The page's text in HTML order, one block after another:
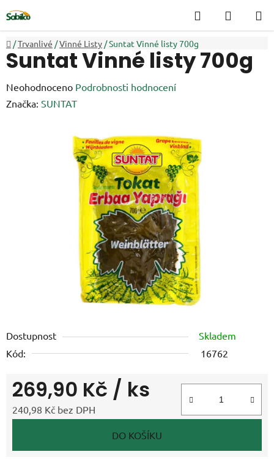
na
obsah
Hledat
KOŠÍK
Domů
/Trvanlivé /Vinné Listy /Suntat Vinné listy 700g
Dostupnost
Skladem
Kód:
16762
269,90 Kč / ks
240,98 Kč bez DPH
DO KOŠÍKU
Suntat Vinné listy 700g
Průměrné
hodnocení
Neohodnoceno Podrobnosti hodnocení
Značka: SUNTAT